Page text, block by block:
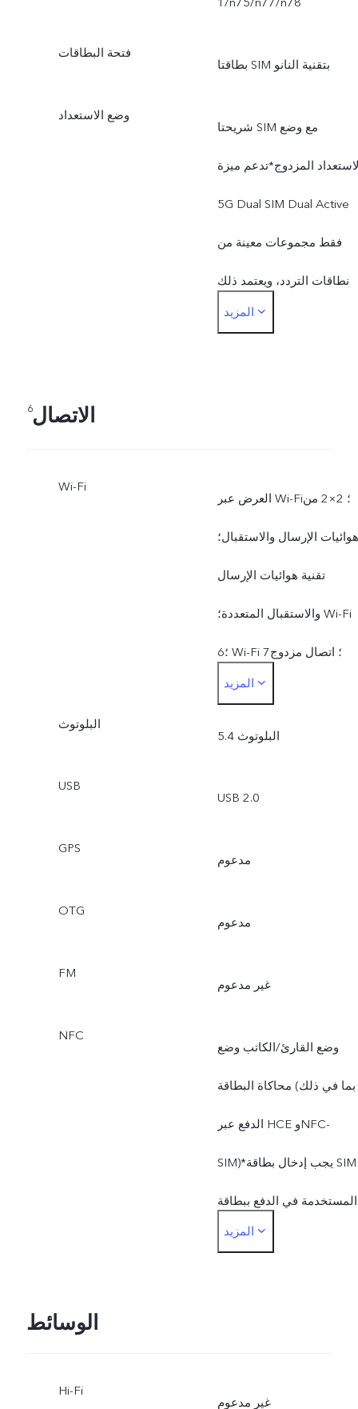
فتحة البطاقات
بطاقتا SIM بتقنية النانو
وضع الاستعداد
شريحتا SIM مع وضع
المزدوج*تدعم ميزة
5G Dual SIM Dual Active
فقط مجموعات معينة من
نطاقات التردد، ويعتمد ذلك
على نشر شبكات SA وVoNR
المزيد
الاتصال6
Wi-Fi
العرض عبر Wi-Fi؛ 2×2 من
هوائيات الإرسال والاستقبال؛
تقنية هوائيات الإرسال
والاستقبال المتعددة؛ Wi-Fi
6؛ Wi-Fi 7؛ اتصال مزدوج
بتردد 2.4 جيجا و5 جيجا؛
اتصال مزدوج بتردد 2.4 جيجا
المزيد
البلوتوث
البلوتوث 5.4
USB
USB 2.0
GPS
مدعوم
OTG
مدعوم
FM
غير مدعوم
NFC
وضع القارئ/الكاتب وضع
محاكاة البطاقة (بما في ذلك
الدفع عبر HCE وNFC-
SIM)*يجب إدخال بطاقة SIM
المستخدمة في الدفع ببطاقة
المزيد
الوسائط
Hi-Fi
غير مدعوم